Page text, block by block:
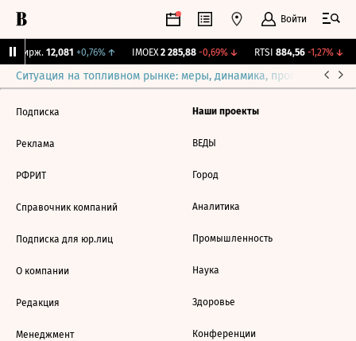
Войти
Бирж. 12,081 +0,76%↑ IMOEX 2 285,88 -0,69%↓ RTSI 884,56 -1,27%↓
Ситуация на топливном рынке: меры, динамика, прогнозы
Подписка
Реклама
РФРИТ
Справочник компаний
Подписка для юр.лиц
О компании
Редакция
Менеджмент
Наши проекты
ВЕДЫ
Город
Аналитика
Промышленность
Наука
Здоровье
Конференции